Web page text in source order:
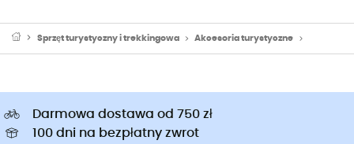
Sprzęt turystyczny i trekkingowa Akcesoria turystyczne
Darmowa dostawa od 750 zł
100 dni na bezpłatny zwrot